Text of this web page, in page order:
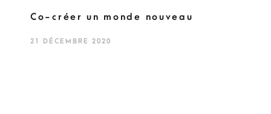
Co-créer un monde nouveau
21 DÉCEMBRE 2020